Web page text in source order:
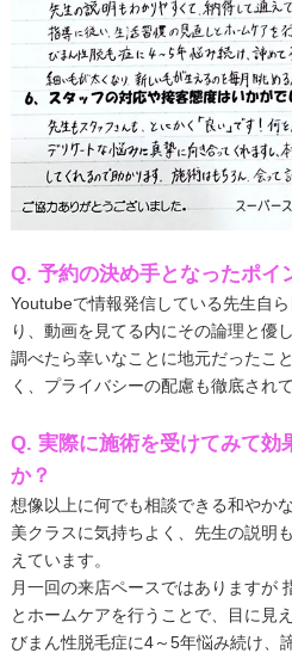
Q. 予約の決め手となったポイ
Youtubeで情報発信している先生自
り、動画を見てる内にその論理と優
調べたら幸いなことに地元だったこ
く、プライバシーの配慮も徹底され
Q. 実際に施術を受けてみて効
か？
想像以上に何でも相談できる和やか
美クラスに気持ちよく、先生の説明
えています。
月一回の来店ペースではありますが
とホームケアを行うことで、目に見
びまん性脱毛症に4～5年悩み続け、